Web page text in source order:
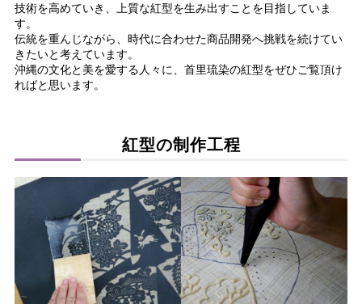
技術を高めていき、上質な紅型を生み出すことを目指していま
す。
伝統を重んじながら、時代に合わせた商品開発へ挑戦を続けてい
きたいと考えています。
沖縄の文化と美を愛する人々に、首里琉染の紅型をぜひご覧頂け
ればと思います。
紅型の制作工程